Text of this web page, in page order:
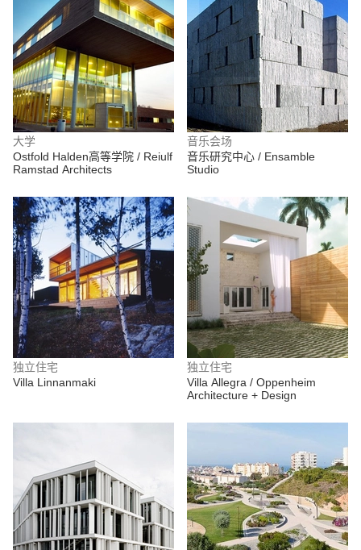
大学
Ostfold Halden高等学院 / Reiulf
Ramstad Architects
音乐会场
音乐研究中心 / Ensamble
Studio
独立住宅
Villa Linnanmaki
独立住宅
Villa Allegra / Oppenheim
Architecture + Design